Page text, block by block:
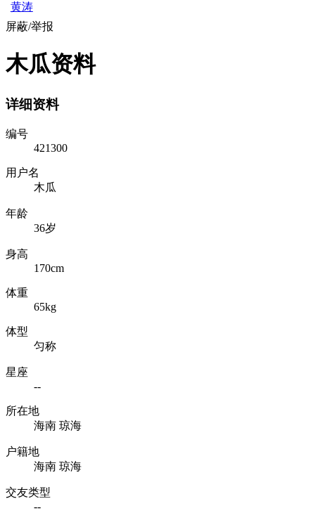
黄涛
屏蔽/举报
木瓜资料
详细资料
编号
421300
用户名
木瓜
年龄
36岁
身高
170cm
体重
65kg
体型
匀称
星座
--
所在地
海南 琼海
户籍地
海南 琼海
交友类型
--